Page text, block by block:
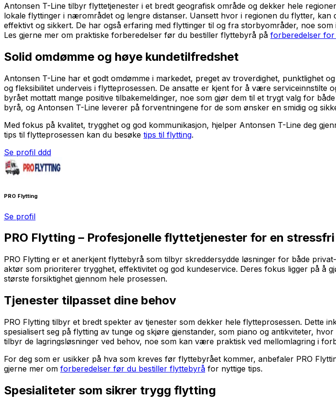
Antonsen T-Line tilbyr flyttetjenester i et bredt geografisk område og dekker hele
lokale flyttinger i nærområdet og lengre distanser. Uansett hvor i regionen du flytter,
effektivt og sikkert. De har også erfaring med flyttinger til og fra storbyområder, noe
Les gjerne mer om praktiske forberedelser før du bestiller flyttebyrå på forberedelser
Solid omdømme og høye kundetilfredshet
Antonsen T-Line har et godt omdømme i markedet, preget av troverdighet, punktlighet
og fleksibilitet underveis i flytteprosessen. De ansatte er kjent for å være serviceinnstilte
byrået mottatt mange positive tilbakemeldinger, noe som gjør dem til et trygt valg for
byrå, og Antonsen T-Line leverer på forventningene for de som ønsker en smidig og
Med fokus på kvalitet, trygghet og god kommunikasjon, hjelper Antonsen T-Line deg
tips til flytteprosessen kan du besøke tips til flytting.
Se profil ddd
PRO Flytting
Se profil
PRO Flytting – Profesjonelle flyttetjenester for en
PRO Flytting er et anerkjent flyttebyrå som tilbyr skreddersydde løsninger for både
aktør som prioriterer trygghet, effektivitet og god kundeservice. Deres fokus ligger på å
største forsiktighet gjennom hele prosessen.
Tjenester tilpasset dine behov
PRO Flytting tilbyr et bredt spekter av tjenester som dekker hele flytteprosessen. Dette
spesialisert seg på flytting av tunge og skjøre gjenstander, som piano og antikviteter,
tilbyr de lagringsløsninger ved behov, noe som kan være praktisk ved mellomlagring i
For deg som er usikker på hva som kreves før flyttebyrået kommer, anbefaler PRO
gjerne mer om forberedelser før du bestiller flyttebyrå for nyttige tips.
Spesialiteter som sikrer trygg flytting